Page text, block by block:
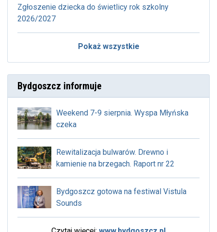
Zgłoszenie dziecka do świetlicy rok szkolny
2026/2027
Pokaż wszystkie
Bydgoszcz informuje
Weekend 7-9 sierpnia. Wyspa Młyńska
czeka
Rewitalizacja bulwarów. Drewno i
kamienie na brzegach. Raport nr 22
Bydgoszcz gotowa na festiwal Vistula
Sounds